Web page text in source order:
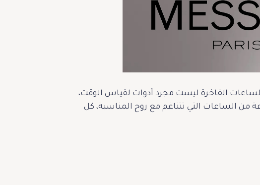
الفاخرة ليست مجرد أدوات لقياس الوقت،
الساعات التي تتناغم مع روح المناسبة، كل